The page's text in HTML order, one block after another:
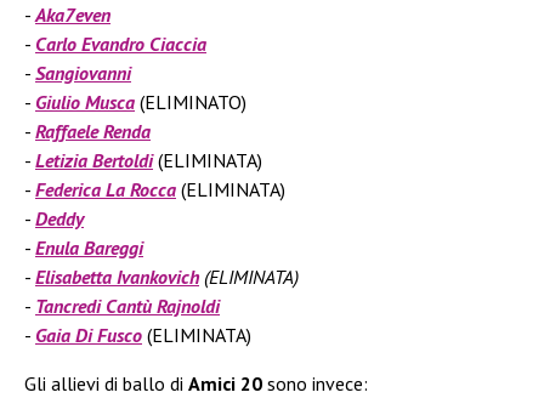
Aka7even
Carlo Evandro Ciaccia
Sangiovanni
Giulio Musca (ELIMINATO)
Raffaele Renda
Letizia Bertoldi(ELIMINATA)
Federica La Rocca (ELIMINATA)
Deddy
Enula Bareggi
Elisabetta Ivankovich (ELIMINATA)
Tancredi Cantù Rajnoldi
Gaia Di Fusco (ELIMINATA)
Gli allievi di ballo di Amici 20 sono invece: